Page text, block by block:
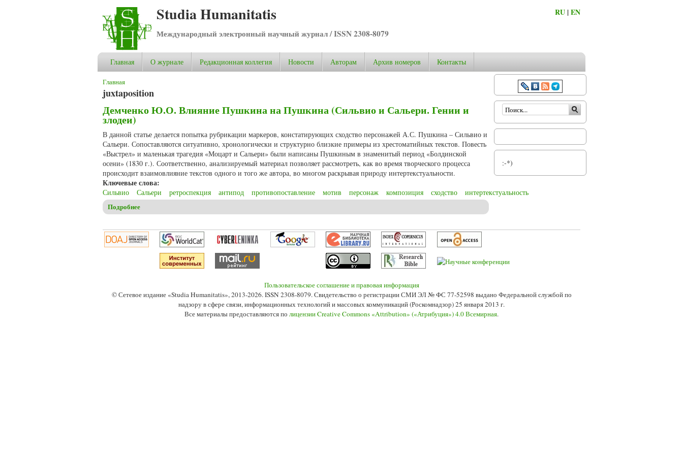
Studia Humanitatis
Международный электронный научный журнал / ISSN 2308-8079
RU |EN
Главная О журнале Редакционная коллегия Новости Авторам Архив номеров Контакты
Вы здесь
Главная
juxtaposition
Демченко Ю.О. Влияние Пушкина на Пушкина (Сильвио и Сальери. Гении и
злодеи)
В данной статье делается попытка рубрикации маркеров, констатирующих сходство персонажей А.С. Пушкина – Сильвио и
Сальери. Сопоставляются ситуативно, хронологически и структурно близкие примеры из хрестоматийных текстов. Повесть
«Выстрел» и маленькая трагедия «Моцарт и Сальери» были написаны Пушкиным в знаменитый период «Болдинской
осени» (1830 г.). Соответственно, анализируемый материал позволяет рассмотреть, как во время творческого процесса
происходит взаимовлияние текстов одного и того же автора, во многом раскрывая природу интертекстуальности.
Ключевые слова:
Сильвио Сальери ретроспекция антипод противопоставление мотив персонаж композиция сходство интертекстуальность
Подробнее
Форма поиска
:-*)
Пользовательское соглашение и правовая информация
© Сетевое издание «Studia Humanitatis», 2013-2026. ISSN 2308-8079. Свидетельство о регистрации СМИ ЭЛ № ФС 77-52598 выдано Федеральной службой по
надзору в сфере связи, информационных технологий и массовых коммуникаций (Роскомнадзор) 25 января 2013 г.
Все материалы предоставляются по лицензии Creative Commons «Attribution» («Атрибуция») 4.0 Всемирная.